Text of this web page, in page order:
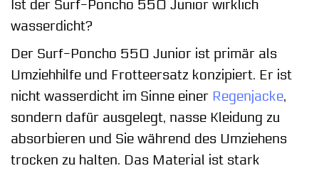
Ist der Surf-Poncho 550 Junior wirklich
wasserdicht?
Der Surf-Poncho 550 Junior ist primär als
Umziehhilfe und Frotteersatz konzipiert. Er ist
nicht wasserdicht im Sinne einer Regenjacke,
sondern dafür ausgelegt, nasse Kleidung zu
absorbieren und Sie während des Umziehens
trocken zu halten. Das Material ist stark